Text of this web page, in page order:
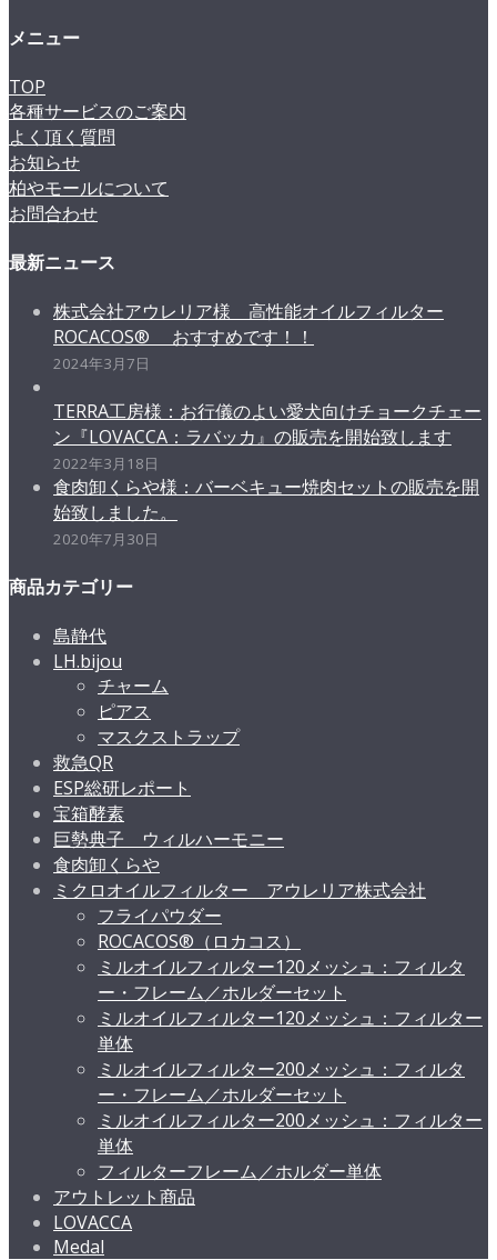
メニュー
TOP
各種サービスのご案内
よく頂く質問
お知らせ
柏やモールについて
お問合わせ
最新ニュース
株式会社アウレリア様 高性能オイルフィルター
ROCACOS® おすすめです！！
2024年3月7日
TERRA工房様：お行儀のよい愛犬向けチョークチェー
ン『LOVACCA：ラバッカ』の販売を開始致します
2022年3月18日
食肉卸くらや様：バーベキュー焼肉セットの販売を開
始致しました。
2020年7月30日
商品カテゴリー
島静代
LH.bijou
チャーム
ピアス
マスクストラップ
救急QR
ESP総研レポート
宝箱酵素
巨勢典子 ウィルハーモニー
食肉卸くらや
ミクロオイルフィルター アウレリア株式会社
フライパウダー
ROCACOS®（ロカコス）
ミルオイルフィルター120メッシュ：フィルタ
ー・フレーム／ホルダーセット
ミルオイルフィルター120メッシュ：フィルター
単体
ミルオイルフィルター200メッシュ：フィルタ
ー・フレーム／ホルダーセット
ミルオイルフィルター200メッシュ：フィルター
単体
フィルターフレーム／ホルダー単体
アウトレット商品
LOVACCA
Medal